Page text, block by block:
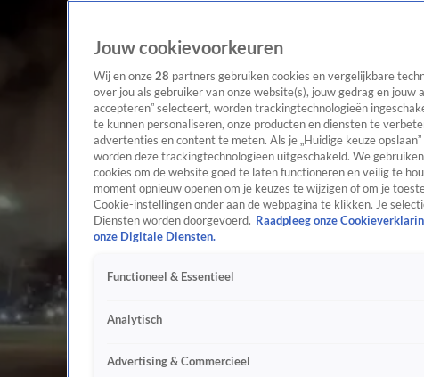
Jouw cookievoorkeuren
Wij en onze 28 partners gebruiken cookies en vergelijkbare
over jou als gebruiker van onze website(s), jouw gedrag en jouw
accepteren” selecteert, worden trackingtechnologieën
te kunnen personaliseren, onze producten en diensten te
advertenties en content te meten. Als je „Huidige keuze
worden deze trackingtechnologieën uitgeschakeld. We
cookies om de website goed te laten functioneren en veilig te
moment opnieuw openen om je keuzes te wijzigen of om je
Cookie-instellingen onder aan de webpagina te klikken. Je
Diensten worden doorgevoerd. Raadpleeg onze
onze Digitale Diensten.
Functioneel & Essentieel
Analytisch
Advertising & Commercieel